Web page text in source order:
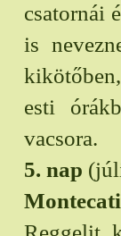
csatornái
is
esti
vacsora.
5. nap